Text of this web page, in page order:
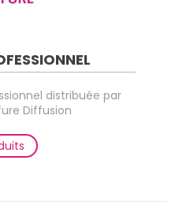
distribuée par
Diffusion